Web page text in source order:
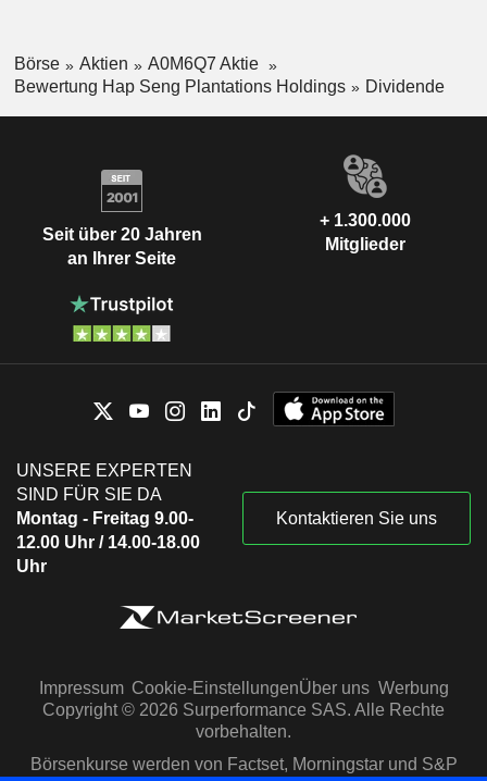
Börse Aktien
A0M6Q7 Aktie
Bewertung Hap Seng Plantations Holdings
Dividende
Seit über 20 Jahren
an Ihrer Seite
+ 1.300.000
Mitglieder
UNSERE EXPERTEN
SIND FÜR SIE DA
Montag - Freitag 9.00-
12.00 Uhr / 14.00-18.00
Uhr
Kontaktieren Sie uns
Impressum Cookie-EinstellungenÜber uns Werbung
Copyright © 2026 Surperformance SAS. Alle Rechte
vorbehalten.
Börsenkurse werden von Factset, Morningstar und S&P